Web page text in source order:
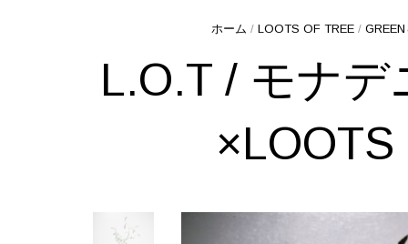
ホーム / LOOTS OF TREE /
L.O.T / モナ
×LOOTS